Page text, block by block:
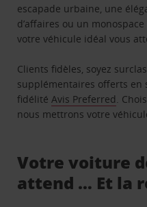
escapade urbaine, une
d’affaires ou un
votre véhicule idéal vous
Clients fidèles, soyez
supplémentaires offerts en
fidélitéAvis Preferred.
nous mettrons votre
Votre voiture
attend … Et la